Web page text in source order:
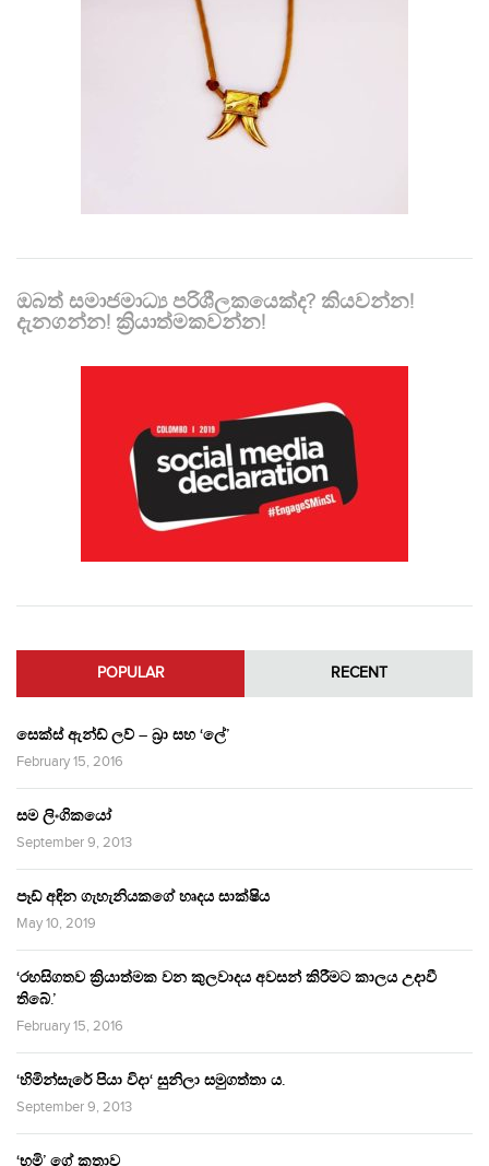
ඔබත් සමාජමාධ්‍ය පරිශීලකයෙක්ද? කියවන්න!
දැනගන්න! ක්‍රියාත්මකවන්න!
POPULAR RECENT
සෙක්ස් ඇන්ඩ් ලව් – බ්‍රා සහ ‘ලේ’
February 15, 2016
සම ලිංගිකයෝ
September 9, 2013
පෑඩ් අඳින ගැහැනියකගේ හෘදය සාක්ෂිය
May 10, 2019
‘රහසිගතව ක්‍රියාත්මක වන කුලවාදය අවසන් කිරීමට කාලය උදාවී
තිබේ.’
February 15, 2016
‘හිමින්සැරේ පියා විදා‘ සුනිලා සමුගත්තා ය.
September 9, 2013
‘භූමි’ ගේ කතාව